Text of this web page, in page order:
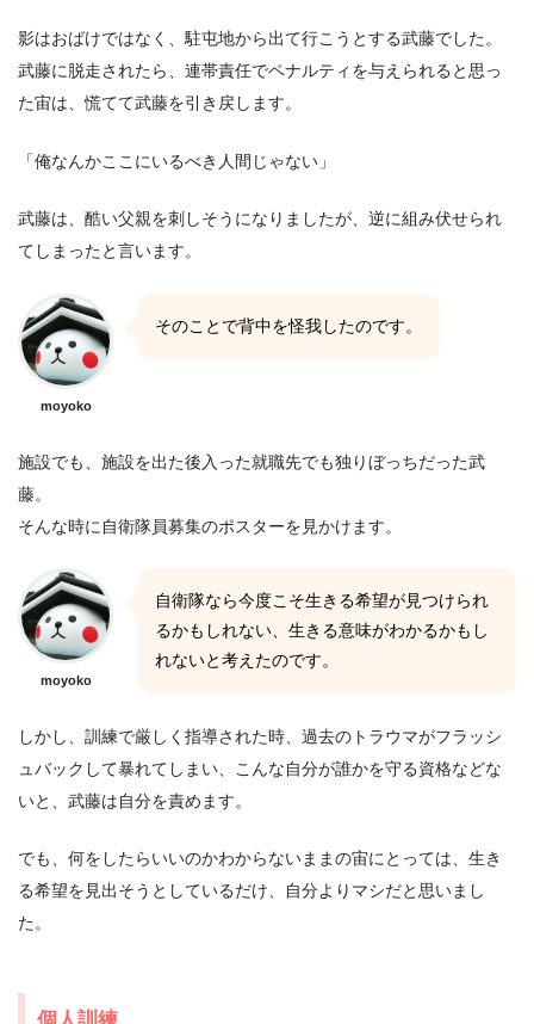
影はおばけではなく、駐屯地から出て行こうとする武藤でした。
武藤に脱走されたら、連帯責任でペナルティを与えられると思っ
た宙は、慌てて武藤を引き戻します。
「俺なんかここにいるべき人間じゃない」
武藤は、酷い父親を刺しそうになりましたが、逆に組み伏せられ
てしまったと言います。
moyoko
そのことで背中を怪我したのです。
施設でも、施設を出た後入った就職先でも独りぼっちだった武
藤。
そんな時に自衛隊員募集のポスターを見かけます。
moyoko
自衛隊なら今度こそ生きる希望が見つけられ
るかもしれない、生きる意味がわかるかもし
れないと考えたのです。
しかし、訓練で厳しく指導された時、過去のトラウマがフラッシ
ュバックして暴れてしまい、こんな自分が誰かを守る資格などな
いと、武藤は自分を責めます。
でも、何をしたらいいのかわからないままの宙にとっては、生き
る希望を見出そうとしているだけ、自分よりマシだと思いまし
た。